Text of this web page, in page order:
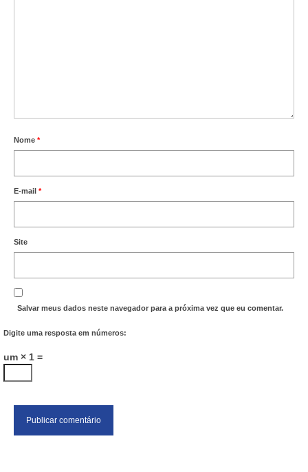
Nome *
E-mail *
Site
Salvar meus dados neste navegador para a próxima vez que eu comentar.
Digite uma resposta em números:
um × 1 =